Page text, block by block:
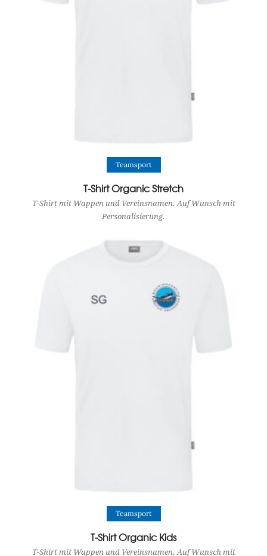
View Product
Teamsport
T-Shirt Organic Stretch
T-Shirt mit Wappen und Vereinsnamen. Auf Wunsch mit
Personalisierung.
View Product
Teamsport
T-Shirt Organic Kids
T-Shirt mit Wappen und Vereinsnamen. Auf Wunsch mit